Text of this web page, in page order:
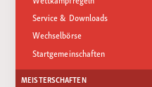
Service & Downloads
Wechselbörse
Startgemeinschaften
MEISTERSCHAFTEN